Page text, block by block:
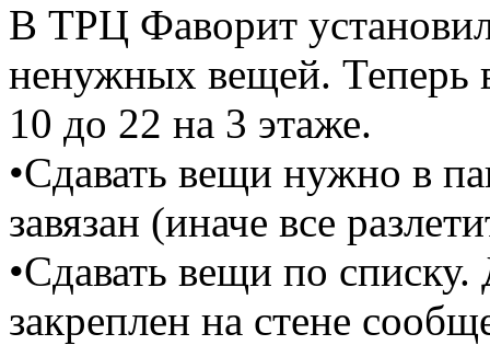
В ТРЦ Фаворит
ненужных вещей. Теперь
10 до 22 на 3 этаже.
•Сдавать вещи нужно в
завязан (иначе все
•Сдавать вещи по списку.
закреплен на стене